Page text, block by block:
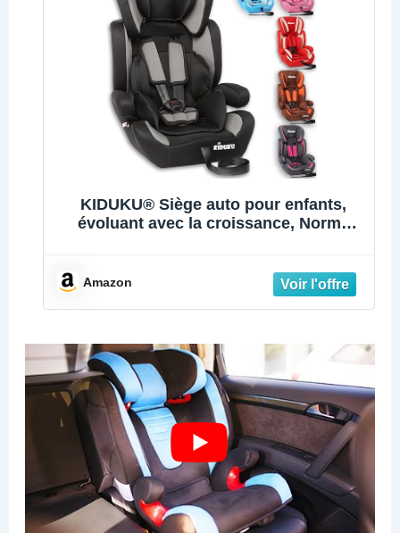
modulaire, Noir
KIDUKU® Siège auto pour enfants,
évoluant avec la croissance, Norme
2 + 3 (Noir/Gris)
Amazon